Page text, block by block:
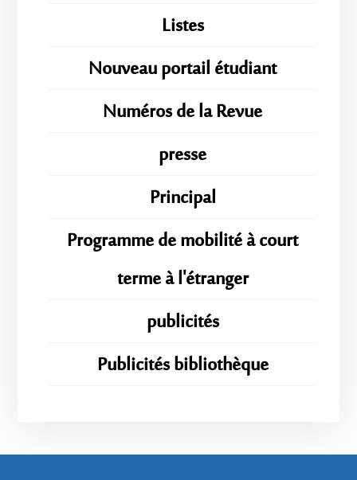
Listes
Nouveau portail étudiant
Numéros de la Revue
presse
Principal
Programme de mobilité à court
terme à l'étranger
publicités
Publicités bibliothèque